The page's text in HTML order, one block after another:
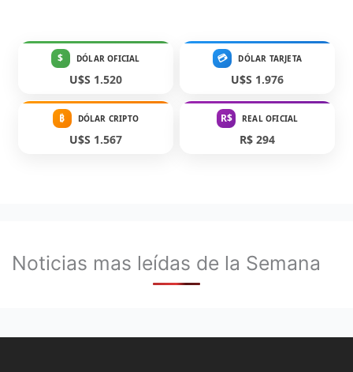
$ DÓLAR OFICIAL
U$S 1.520
💳 DÓLAR TARJETA
U$S 1.976
₿ DÓLAR CRIPTO
U$S 1.567
R$ REAL OFICIAL
R$ 294
Noticias mas leídas de la Semana